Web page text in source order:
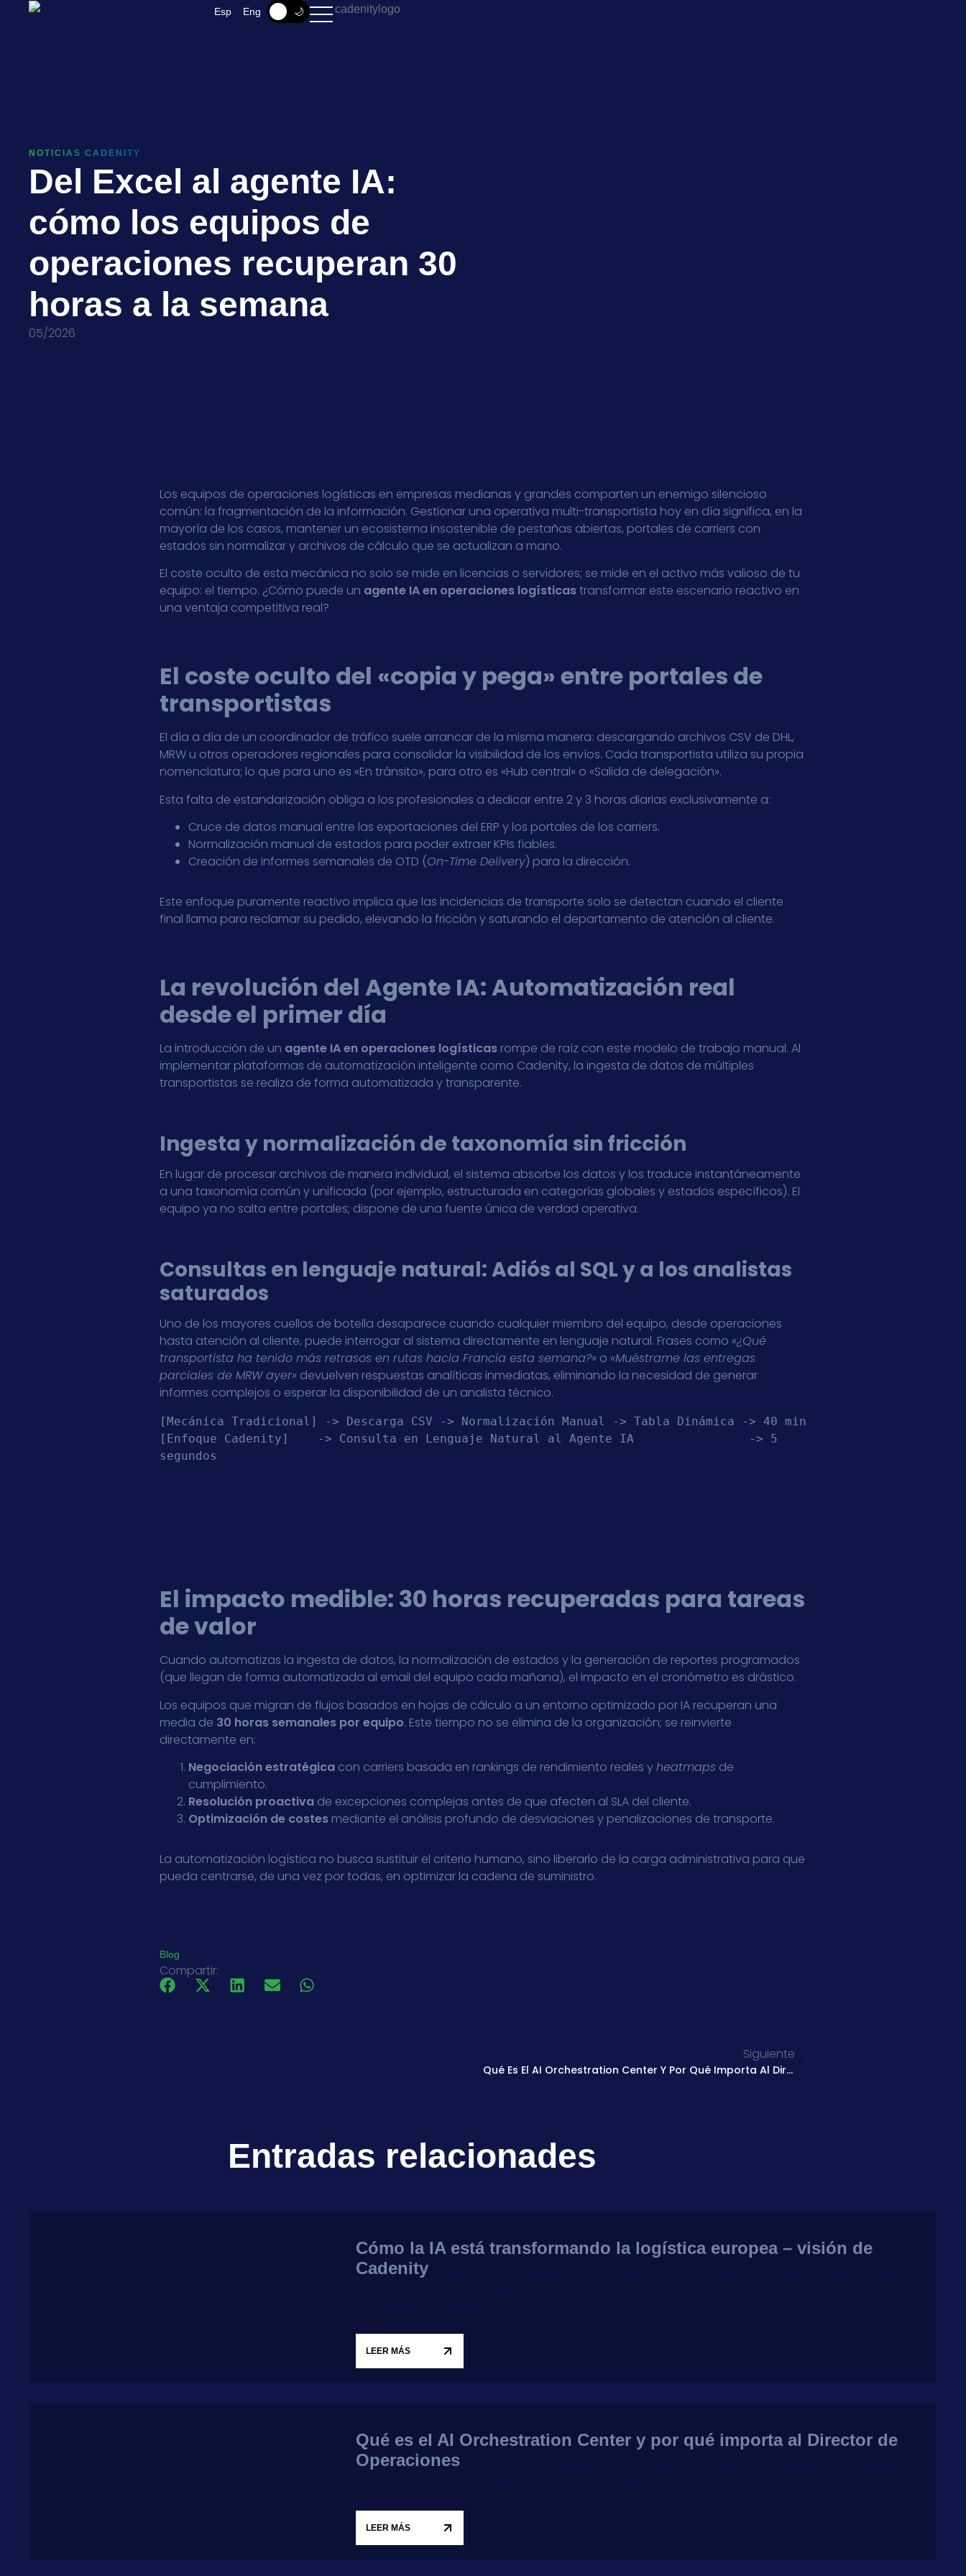
Esp Eng 🌙
NOTICIAS CADENITY
Del Excel al agente IA:
cómo los equipos de
operaciones recuperan 30
horas a la semana
05/2026
Los equipos de operaciones logísticas en empresas medianas y grandes comparten un enemigo silencioso
común: la fragmentación de la información. Gestionar una operativa multi-transportista hoy en día significa, en la
mayoría de los casos, mantener un ecosistema insostenible de pestañas abiertas, portales de carriers con
estados sin normalizar y archivos de cálculo que se actualizan a mano.
El coste oculto de esta mecánica no solo se mide en licencias o servidores; se mide en el activo más valioso de tu
equipo: el tiempo. ¿Cómo puede un agente IA en operaciones logísticastransformar este escenario reactivo en
una ventaja competitiva real?
El coste oculto del «copia y pega» entre portales de
transportistas
El día a día de un coordinador de tráfico suele arrancar de la misma manera: descargando archivos CSV de DHL,
MRW u otros operadores regionales para consolidar la visibilidad de los envíos. Cada transportista utiliza su propia
nomenclatura; lo que para uno es «En tránsito», para otro es «Hub central» o «Salida de delegación».
Esta falta de estandarización obliga a los profesionales a dedicar entre 2 y 3 horas diarias exclusivamente a:
Cruce de datos manual entre las exportaciones del ERP y los portales de los carriers.
Normalización manual de estados para poder extraer KPIs fiables.
Creación de informes semanales de OTD (On-Time Delivery) para la dirección.
Este enfoque puramente reactivo implica que las incidencias de transporte solo se detectan cuando el cliente
final llama para reclamar su pedido, elevando la fricción y saturando el departamento de atención al cliente.
La revolución del Agente IA: Automatización real
desde el primer día
La introducción de un agente IA en operaciones logísticas rompe de raíz con este modelo de trabajo manual. Al
implementar plataformas de automatización inteligente como Cadenity, la ingesta de datos de múltiples
transportistas se realiza de forma automatizada y transparente.
Ingesta y normalización de taxonomía sin fricción
En lugar de procesar archivos de manera individual, el sistema absorbe los datos y los traduce instantáneamente
a una taxonomía común y unificada (por ejemplo, estructurada en categorías globales y estados específicos). El
equipo ya no salta entre portales; dispone de una fuente única de verdad operativa.
Consultas en lenguaje natural: Adiós al SQL y a los analistas
saturados
Uno de los mayores cuellos de botella desaparece cuando cualquier miembro del equipo, desde operaciones
hasta atención al cliente, puede interrogar al sistema directamente en lenguaje natural. Frases como «¿Qué
transportista ha tenido más retrasos en rutas hacia Francia esta semana?» o «Muéstrame las entregas
parciales de MRW ayer» devuelven respuestas analíticas inmediatas, eliminando la necesidad de generar
informes complejos o esperar la disponibilidad de un analista técnico.
[Mecánica Tradicional] -> Descarga CSV -> Normalización Manual -> Tabla Dinámica -> 40 min
[Enfoque Cadenity]    -> Consulta en Lenguaje Natural al Agente IA                -> 5
segundos
El impacto medible: 30 horas recuperadas para tareas
de valor
Cuando automatizas la ingesta de datos, la normalización de estados y la generación de reportes programados
(que llegan de forma automatizada al email del equipo cada mañana), el impacto en el cronómetro es drástico.
Los equipos que migran de flujos basados en hojas de cálculo a un entorno optimizado por IA recuperan una
media de 30 horas semanales por equipo. Este tiempo no se elimina de la organización; se reinvierte
directamente en:
Negociación estratégica con carriers basada en rankings de rendimiento reales yheatmaps de
cumplimiento.
Resolución proactiva de excepciones complejas antes de que afecten al SLA del cliente.
Optimización de costes mediante el análisis profundo de desviaciones y penalizaciones de transporte.
La automatización logística no busca sustituir el criterio humano, sino liberarlo de la carga administrativa para que
pueda centrarse, de una vez por todas, en optimizar la cadena de suministro.
Blog
Compartir:
Siguiente
Qué Es El AI Orchestration Center Y Por Qué Importa Al Director De Operaciones
Entradas relacionades
Cómo la IA está transformando la logística europea – visión de
Cadenity
LEER MÁS
Qué es el AI Orchestration Center y por qué importa al Director de
Operaciones
LEER MÁS